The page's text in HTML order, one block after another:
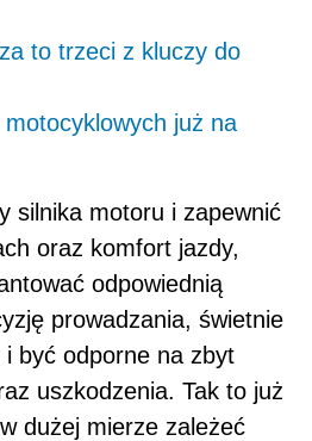
to trzeci z kluczy do
już na
silnika motoru i zapewnić
oraz komfort jazdy,
odpowiednią
prowadzania, świetnie
być odporne na zbyt
uszkodzenia. Tak to już
dużej mierze zależeć